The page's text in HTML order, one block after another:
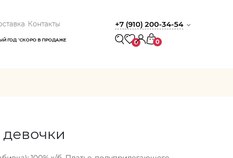
Контакты
ГОД СКОРО В ПРОДАЖЕ
+7 (910) 200-34-54
0 0